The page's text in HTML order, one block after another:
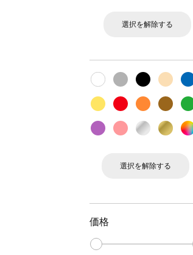
選択を解除する
選択を解除する
価格